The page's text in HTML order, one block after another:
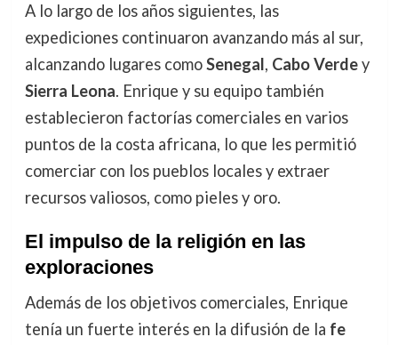
A lo largo de los años siguientes, las
expediciones continuaron avanzando más al sur,
alcanzando lugares comoSenegal, Cabo Verdey
Sierra Leona. Enrique y su equipo también
establecieron factorías comerciales en varios
puntos de la costa africana, lo que les permitió
comerciar con los pueblos locales y extraer
recursos valiosos, como pieles y oro.
El impulso de la religión en las
exploraciones
Además de los objetivos comerciales, Enrique
tenía un fuerte interés en la difusión de la fe